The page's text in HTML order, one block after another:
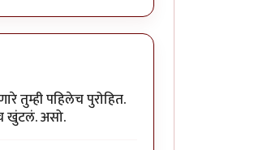
तुम्ही पहिलेच पुरोहित.
खुंटलं. असो.